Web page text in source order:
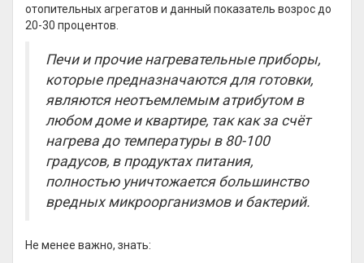
отопительных агрегатов и данный показатель возрос до
20-30 процентов.
Печи и прочие нагревательные приборы,
которые предназначаются для готовки,
являются неотъемлемым атрибутом в
любом доме и квартире, так как за счёт
нагрева до температуры в 80-100
градусов, в продуктах питания,
полностью уничтожается большинство
вредных микроорганизмов и бактерий.
Не менее важно, знать: